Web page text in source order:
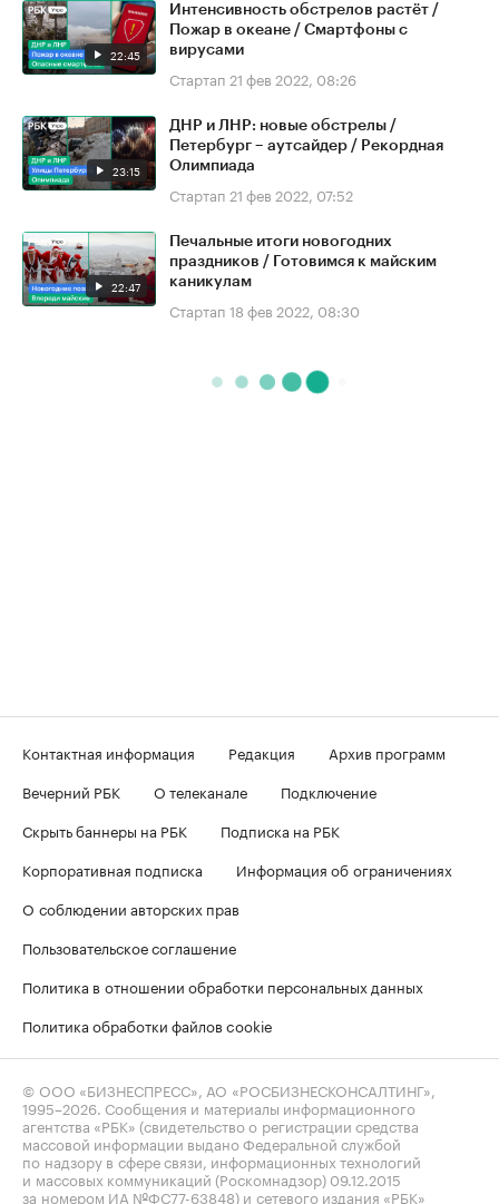
22:45
Интенсивность обстрелов растёт /
Пожар в океане / Смартфоны с
вирусами
Стартап 21 фев 2022, 08:26
23:15
ДНР и ЛНР: новые обстрелы /
Петербург – аутсайдер / Рекордная
Олимпиада
Стартап 21 фев 2022, 07:52
22:47
Печальные итоги новогодних
праздников / Готовимся к майским
каникулам
Стартап 18 фев 2022, 08:30
Контактная информация Редакция
Архив программ
Вечерний РБК
О телеканале
Подключение
Скрыть баннеры на РБК
Подписка на РБК
Корпоративная подписка
Информация об ограничениях
О соблюдении авторских прав
Пользовательское соглашение
Политика в отношении обработки персональных данных
Политика обработки файлов cookie
© ООО «БИЗНЕСПРЕСС», АО «РОСБИЗНЕСКОНСАЛТИНГ»,
1995–2026 . Сообщения и материалы информационного
агентства «РБК» (свидетельство о регистрации средства
массовой информации выдано Федеральной службой
по надзору в сфере связи, информационных технологий
и массовых коммуникаций (Роскомнадзор) 09.12.2015
за номером ИА №ФС77-63848) и сетевого издания «РБК»